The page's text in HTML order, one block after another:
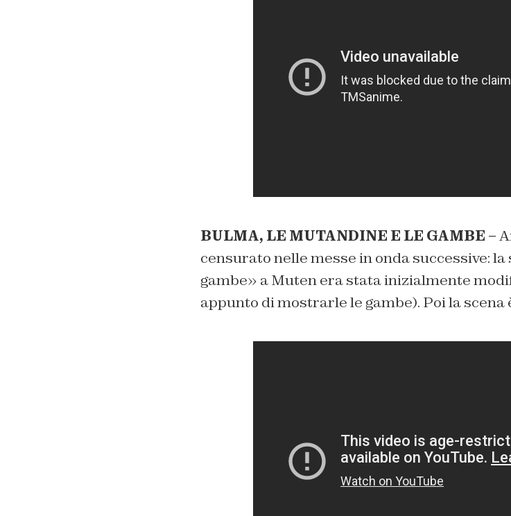
BULMA, LE MUTANDINE E LE GAMBE –
censurato nelle messe in onda successive:
gambe» a Muten era stata inizialmente
appunto di mostrarle le gambe). Poi la